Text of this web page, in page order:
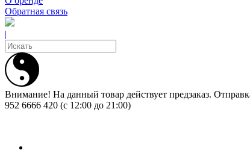
Обратная связь
|
Внимание! На данный товар действует предзаказ.
952 6666 420 (с 12:00 до 21:00)